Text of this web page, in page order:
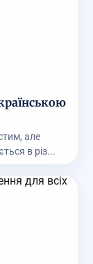
але
в різ...